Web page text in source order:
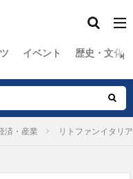
イベント 歴史・文化
済・産業 リトファンイタリ